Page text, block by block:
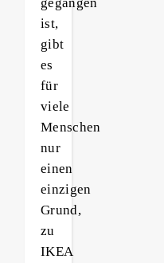
ist,
gibt
es
für
viele
Menschen
nur
einen
einzigen
Grund,
zu
IKEA